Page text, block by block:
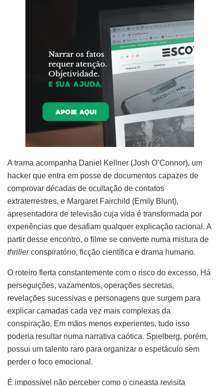
A trama acompanha Daniel Kellner (Josh O’Connor), um
hacker que entra em posse de documentos capazes de
comprovar décadas de ocultação de contatos
extraterrestres, e Margaret Fairchild (Emily Blunt),
apresentadora de televisão cuja vida é transformada por
experiências que desafiam qualquer explicação racional. A
partir desse encontro, o filme se converte numa mistura de
thrillerconspiratório, ficção científica e drama humano.
O roteiro flerta constantemente com o risco do excesso. Há
perseguições, vazamentos, operações secretas,
revelações sucessivas e personagens que surgem para
explicar camadas cada vez mais complexas da
conspiração. Em mãos menos experientes, tudo isso
poderia resultar numa narrativa caótica. Spielberg, porém,
possui um talento raro para organizar o espetáculo sem
perder o foco emocional.
É impossível não perceber como o cineasta revisita